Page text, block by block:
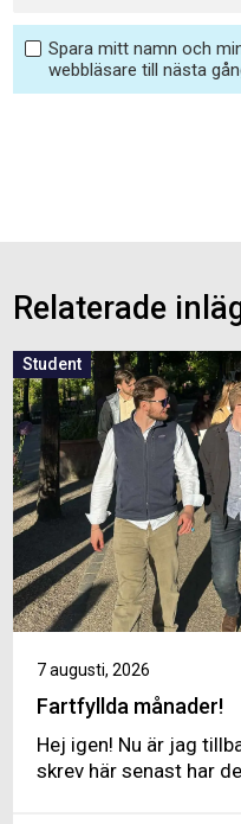
Spara mitt namn och
webbläsare till nästa
Relaterade
Student
7 augusti, 2026
Fartfyllda månader!
Hej igen! Nu är jag
skrev här senast har